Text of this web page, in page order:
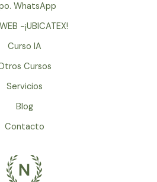
WhatsApp
-¡UBICATEX!
Curso IA
Cursos
Servicios
Blog
Contacto